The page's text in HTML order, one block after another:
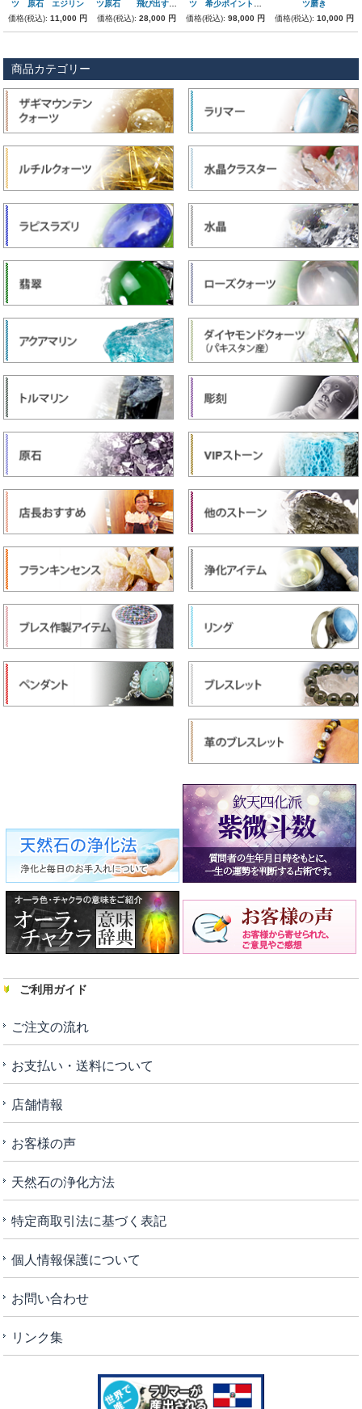
ツ 原石 エジリン
価格(税込):11,000 円
ツ原石 飛び出すエ
ジリン
価格(税込):28,000 円
ツ 希少ポイント原
石 レア!
価格(税込): 98,000 円
ツ磨き
価格(税込): 10,000 円
商品カテゴリー
ご利用ガイド
ご注文の流れ
お支払い・送料について
店舗情報
お客様の声
天然石の浄化方法
特定商取引法に基づく表記
個人情報保護について
お問い合わせ
リンク集